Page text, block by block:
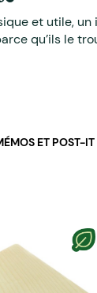
et utile, un
qu’ils le
ET POST-IT